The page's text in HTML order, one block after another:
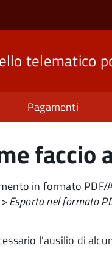
telematico
Pagamenti
faccio
in formato
Esporta nel formato
l'ausilio di